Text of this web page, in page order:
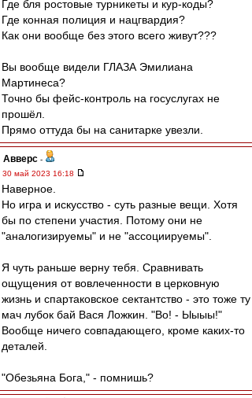
Где бля ростовые турникеты и кур-коды?
Где конная полиция и нацгвардия?
Как они вообще без этого всего живут???
Вы вообще видели ГЛАЗА Эмилиана
Мартинеса?
Точно бы фейс-контроль на госуслугах не
прошёл.
Прямо оттуда бы на санитарке увезли.
Авверс -
30 май 2023 16:18
Наверное.
Но игра и искусство - суть разные вещи. Хотя
бы по степени участия. Потому они не
"аналогизируемы" и не "ассоциируемы".
Я чуть раньше верну тебя. Сравнивать
ощущения от вовлеченности в церковную
жизнь и спартаковское сектантство - это тоже ту
мач лубок бай Вася Ложкин. "Во! - Ыыыы!"
Вообще ничего совпадающего, кроме каких-то
деталей.
"Обезьяна Бога," - помнишь?